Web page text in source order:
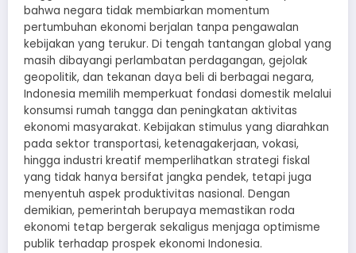
bahwa negara tidak membiarkan momentum
pertumbuhan ekonomi berjalan tanpa pengawalan
kebijakan yang terukur. Di tengah tantangan global yang
masih dibayangi perlambatan perdagangan, gejolak
geopolitik, dan tekanan daya beli di berbagai negara,
Indonesia memilih memperkuat fondasi domestik melalui
konsumsi rumah tangga dan peningkatan aktivitas
ekonomi masyarakat. Kebijakan stimulus yang diarahkan
pada sektor transportasi, ketenagakerjaan, vokasi,
hingga industri kreatif memperlihatkan strategi fiskal
yang tidak hanya bersifat jangka pendek, tetapi juga
menyentuh aspek produktivitas nasional. Dengan
demikian, pemerintah berupaya memastikan roda
ekonomi tetap bergerak sekaligus menjaga optimisme
publik terhadap prospek ekonomi Indonesia.